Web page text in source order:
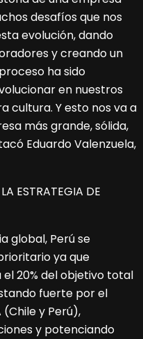
desafíos que nos
evolución, dando
y creando un
ha sido
en nuestros
cultura. Y esto nos va a
más grande, sólida,
Eduardo Valenzuela,
ESTRATEGIA DE
global, Perú se
ya que
20% del objetivo total
fuerte por el
y Perú),
y potenciando